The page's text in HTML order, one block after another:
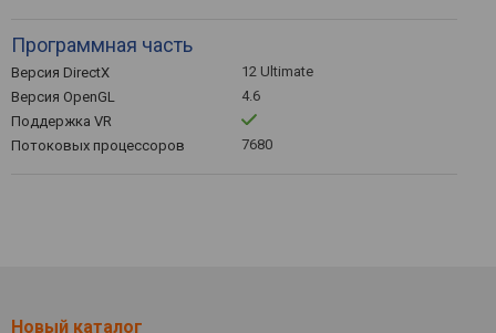
Программная часть
Версия DirectX
12 Ultimate
Версия OpenGL
4.6
Поддержка VR
Потоковых процессоров
7680
Новый каталог